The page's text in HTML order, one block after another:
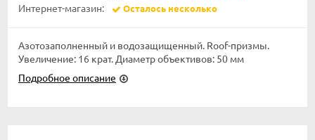
Интернет-магазин: Осталось несколько
Азотозаполненный и водозащищенный. Roof-призмы.
Увеличение: 16 крат. Диаметр объективов: 50 мм
Подробное описание